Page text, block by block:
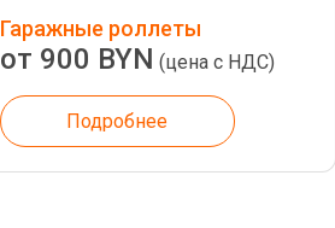
Гаражные роллеты
от 900 BYN (цена с НДС)
Подробнее